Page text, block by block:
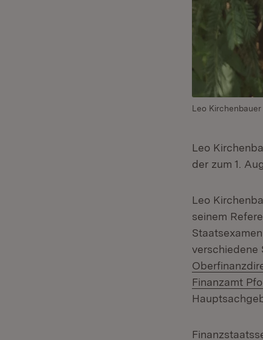
Leo Kirchenbauer
Leo
der zum 1.
Leo
seinem
verschiedene
Finanzamt